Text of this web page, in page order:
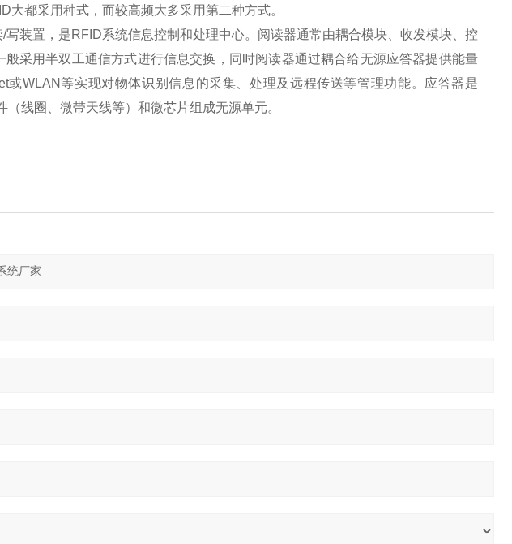
大都采用种式，而较高频大多采用第二种方式。
装置，是RFID系统信息控制和处理中心。阅读器通常由耦合模块、收发模块、控
采用半双工通信方式进行信息交换，同时阅读器通过耦合给无源应答器提供能量
或WLAN等实现对物体识别信息的采集、处理及远程传送等管理功能。应答器是
线圈、微带天线等）和微芯片组成无源单元。